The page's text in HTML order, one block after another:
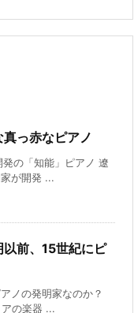
っ赤なピアノ
の「知能」ピアノ 遼
が開発 ...
前、15世紀にピ
ノの発明家なのか？
アの楽器 ...